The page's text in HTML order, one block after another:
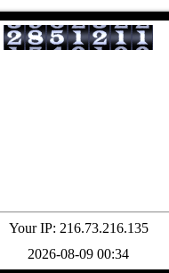
Your IP: 216.73.216.135
2026-08-09 00:34